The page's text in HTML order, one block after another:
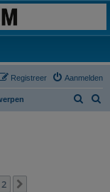
Aanmelden
Registreer
2